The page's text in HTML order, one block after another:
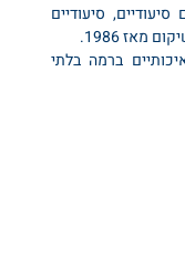
סיעודיים
1986.
ברמה בלתי